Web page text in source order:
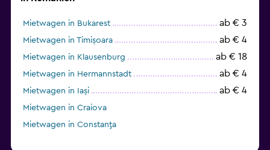
Mietwagen in Bukarest ab € 3
Mietwagen in Timișoara ab € 4
Mietwagen in Klausenburg ab € 18
Mietwagen in Hermannstadt ab € 4
Mietwagen in Iași ab € 4
Mietwagen in Craiova
Mietwagen in Constanţa